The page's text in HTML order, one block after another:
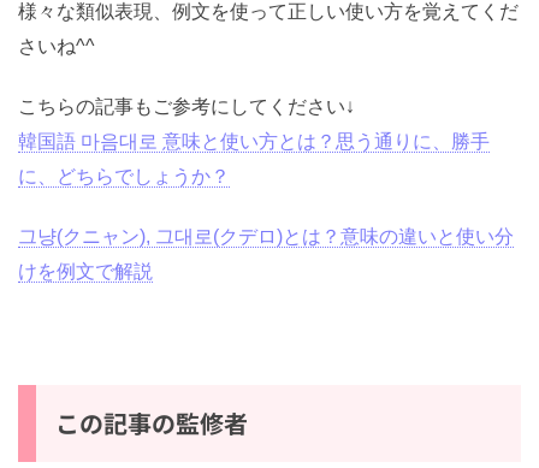
様々な類似表現、例文を使って正しい使い方を覚えてくだ
さいね^^
こちらの記事もご参考にしてください↓
韓国語 마음대로 意味と使い方とは？思う通りに、勝手
に、どちらでしょうか？
그냥(クニャン), 그대로(クデロ)とは？意味の違いと使い分
けを例文で解説
この記事の監修者